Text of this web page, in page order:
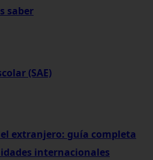
saber
(SAE)
extranjero: guía completa
internacionales